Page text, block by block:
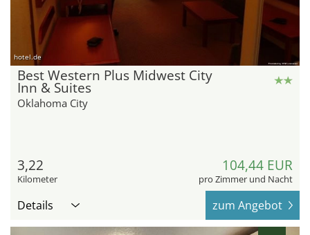
hotel.de
Best Western Plus Midwest City
Inn & Suites
Oklahoma City
3,22
Kilometer
104,44 EUR
pro Zimmer und Nacht
Details zum Angebot